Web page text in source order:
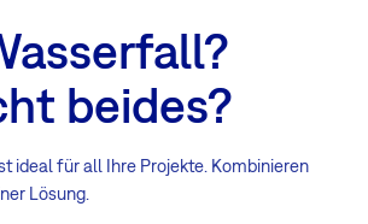
beides?
ideal für all Ihre Projekte. Kombinieren
Lösung.